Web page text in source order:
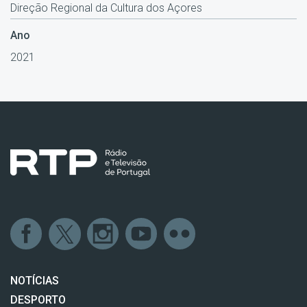
Direção Regional da Cultura dos Açores
Ano
2021
NOTÍCIAS
DESPORTO